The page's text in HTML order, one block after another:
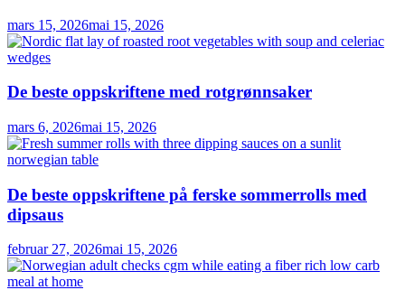
mars 15, 2026mai 15, 2026
De beste oppskriftene med rotgrønnsaker
mars 6, 2026mai 15, 2026
De beste oppskriftene på ferske sommerrolls med
dipsaus
februar 27, 2026mai 15, 2026